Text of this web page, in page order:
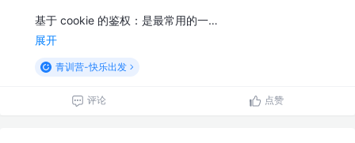
基于 cookie 的鉴权：是最常用的一…
展开
青训营-快乐出发
评论 点赞